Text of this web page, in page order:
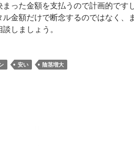
まった金額を支払うので計画的です
ル金額だけで断念するのではなく
しましょう。
安い 陰茎増大